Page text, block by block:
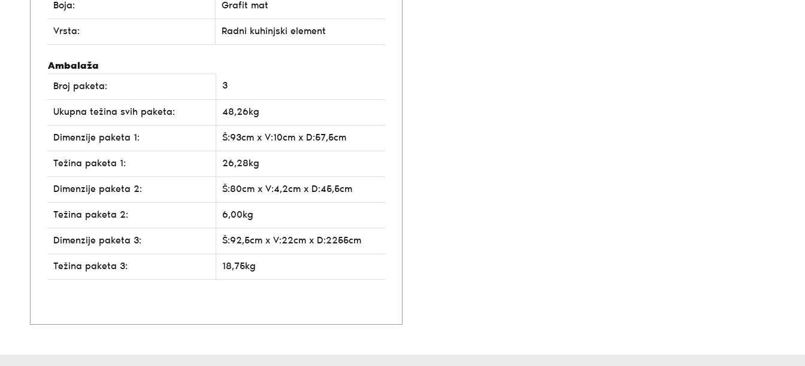
Boja: Grafit mat
Vrsta: Radni kuhinjski element
Ambalaža
Broj paketa:
3
Ukupna težina svih paketa: 48,26kg
Dimenzije paketa 1: Š:93cm x V:10cm x D:57,5cm
Težina paketa 1: 26,28kg
Dimenzije paketa 2: Š:80cm x V:4,2cm x D:45,5cm
Težina paketa 2: 6,00kg
Dimenzije paketa 3: Š:92,5cm x V:22cm x D:2255cm
Težina paketa 3: 18,75kg